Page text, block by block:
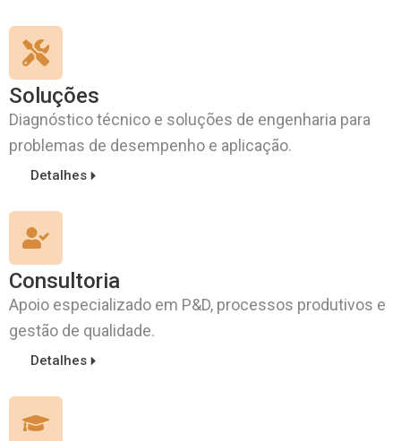
Soluções
Diagnóstico técnico e soluções de engenharia para
problemas de desempenho e aplicação.
Detalhes
Consultoria
Apoio especializado em P&D, processos produtivos e
gestão de qualidade.
Detalhes